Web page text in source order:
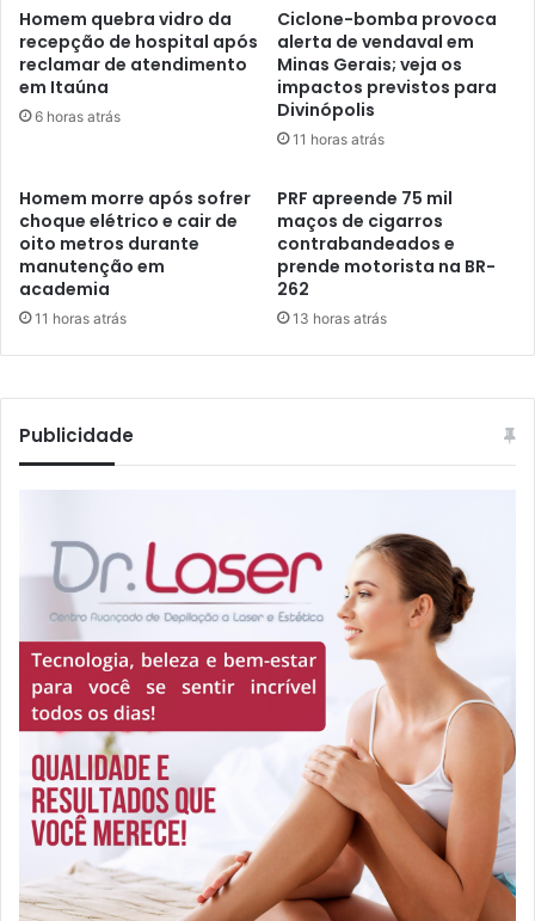
Homem quebra vidro da
recepção de hospital após
reclamar de atendimento
em Itaúna
6 horas atrás
Ciclone-bomba provoca
alerta de vendaval em
Minas Gerais; veja os
impactos previstos para
Divinópolis
11 horas atrás
Homem morre após sofrer
choque elétrico e cair de
oito metros durante
manutenção em
academia
11 horas atrás
PRF apreende 75 mil
maços de cigarros
contrabandeados e
prende motorista na BR-
262
13 horas atrás
Publicidade